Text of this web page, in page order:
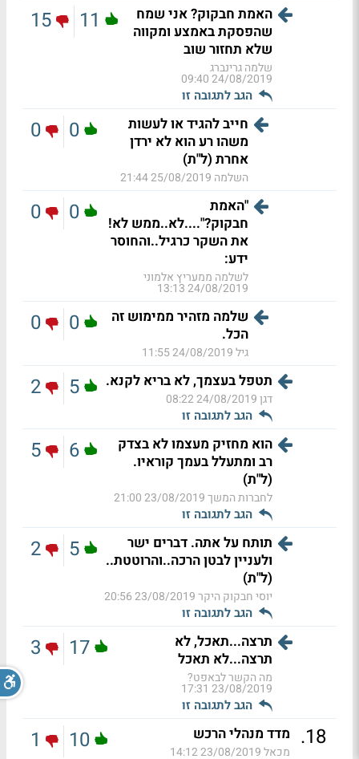
האמת חבקוק? אני שמח
שהפסקת באמצע ומקווה
שלא תחזור שוב
שלמה גרינברג
24/08/2019 09:40
הגב לתגובה זו
11
15
חייב להגיד או לעשות
משהו רע הוא לא ירדן
אחרת (ל"ת)
השלמה 25/08/2019 21:44
0
0
"האמת
חבקוק?"....לא..ממש לא!
את השקר כרגיל..והחוסר
ידע:
לשלמה ממעריץ אלמוני
24/08/2019 13:13
0
0
שלמה מזהיר ממימוש זה
הכל.
גיל24/08/2019 11:55
0
0
תטפל בעצמך, לא בריא לקנא.
דגן24/08/2019 08:22
הגב לתגובה זו
5
2
הוא מחזיק מעצמו לא בצדק
רב ומתעלל בעמך קוראיו.
(ל"ת)
לחברות המשך23/08/2019 21:00
הגב לתגובה זו
6
5
תותח על אתה. דברים ישר
ולעניין לבטן הרכה..והרוטטת..
(ל"ת)
יוסי חבקוק היקר23/08/2019 20:56
הגב לתגובה זו
5
2
תרצה...תאכל, לא
תרצה...לא תאכל
מה הקשר לבאפט?
23/08/2019 17:31
הגב לתגובה זו
17
3
18
. מדד מנהלי הרכש
מכאל23/08/2019 14:12
10
1